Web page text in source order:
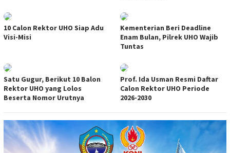
10 Calon Rektor UHO Siap Adu
Visi-Misi
Kementerian Beri Deadline
Enam Bulan, Pilrek UHO Wajib
Tuntas
Satu Gugur, Berikut 10 Balon
Rektor UHO yang Lolos
Beserta Nomor Urutnya
Prof. Ida Usman Resmi Daftar
Calon Rektor UHO Periode
2026-2030